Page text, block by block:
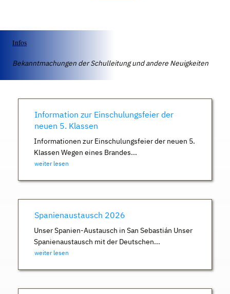
Infos
Bekanntmachungen der Schulleitung und andere Neuigkeiten
Information zur Einschulungsfeier der
neuen 5. Klassen
Informationen zur Einschulungsfeier der neuen 5.
Klassen Wegen eines Brandes...
weiter lesen
Spanienaustausch 2026
Unser Spanien-Austausch in San Sebastián Unser
Spanienaustausch mit der Deutschen...
weiter lesen